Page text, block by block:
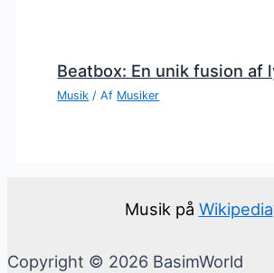
Beatbox: En unik fusion af
Musik / Af Musiker
Musik på Wikipedia
Copyright © 2026 BasimWorld